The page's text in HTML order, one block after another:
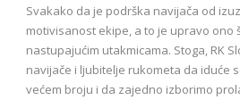
Svakako da je podrška navijača od
motivisanost ekipe, a to je upravo ono
nastupajućim utakmicama. Stoga, RK
navijače i ljubitelje rukometa da iduće
većem broju i da zajedno izborimo